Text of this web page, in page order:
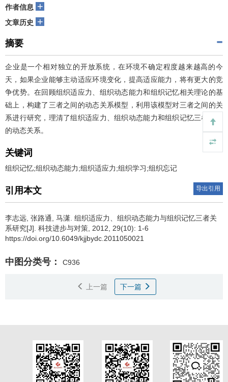
作者信息 +
文章历史 +
摘要
企业是一个相对独立的开放系统，在环境不确定程度越来越高的今
天，如果企业能够主动适应环境变化，提高适应能力，将有更大的竞
争优势。在回顾组织适应力、组织动态能力和组织记忆相关理论的基
础上，构建了三者之间的动态关系模型，利用该模型对三者之间的关
系进行研究，理清了组织适应力、组织动态能力和组织记忆三者之间
的动态关系。
关键词
组织记忆;组织动态能力;组织适应力;组织学习;组织忘记
引用本文 导出引用
李志远 张路通 马潇 组织适应力、组织动态能力与组织记忆三者关
系研究[J]. 科技进步与对策, 2012, 29(10): 1-6
https://doi.org/10.6049/kjjbydc.2011050021
中图分类号： C936
上一篇 下一篇